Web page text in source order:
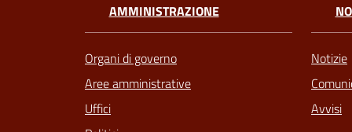
AMMINISTRAZIONE
Organi di governo
Aree amministrative
Uffici
Notizie
Avvisi